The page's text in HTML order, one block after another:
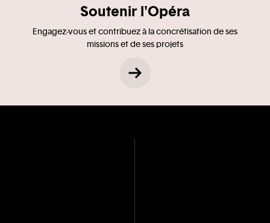
Soutenir l'Opéra
Engagez-vous et contribuez à la concrétisation de ses
missions et de ses projets